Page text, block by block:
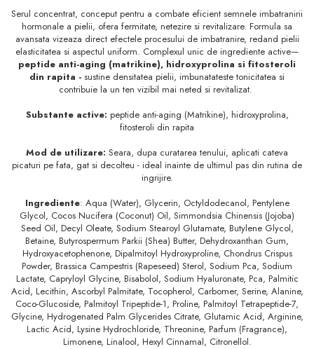
Serul concentrat, conceput pentru a combate eficient semnele imbatranirii
hormonale a pielii, ofera fermitate, netezire si revitalizare. Formula sa
avansata vizeaza direct efectele procesului de imbatranire, redand pielii
elasticitatea si aspectul uniform. Complexul unic de ingrediente active—
peptide anti-aging (matrikine), hidroxyprolina si fitosteroli
din rapita - sustine densitatea pielii, imbunatateste tonicitatea si
contribuie la un ten vizibil mai neted si revitalizat.
Substante active: peptide anti-aging (Matrikine), hidroxyprolina,
fitosteroli din rapita
Mod de utilizare: Seara, dupa curatarea tenului, aplicati cateva
picaturi pe fata, gat si decolteu - ideal inainte de ultimul pas din rutina de
ingrijire.
Ingrediente: Aqua (Water), Glycerin, Octyldodecanol, Pentylene
Glycol, Cocos Nucifera (Coconut) Oil, Simmondsia Chinensis (Jojoba)
Seed Oil, Decyl Oleate, Sodium Stearoyl Glutamate, Butylene Glycol,
Betaine, Butyrospermum Parkii (Shea) Butter, Dehydroxanthan Gum,
Hydroxyacetophenone, Dipalmitoyl Hydroxyproline, Chondrus Crispus
Powder, Brassica Campestris (Rapeseed) Sterol, Sodium Pca, Sodium
Lactate, Capryloyl Glycine, Bisabolol, Sodium Hyaluronate, Pca, Palmitic
Acid, Lecithin, Ascorbyl Palmitate, Tocopherol, Carbomer, Serine, Alanine,
Coco-Glucoside, Palmitoyl Tripeptide-1, Proline, Palmitoyl Tetrapeptide-7,
Glycine, Hydrogenated Palm Glycerides Citrate, Glutamic Acid, Arginine,
Lactic Acid, Lysine Hydrochloride, Threonine, Parfum (Fragrance),
Limonene, Linalool, Hexyl Cinnamal, Citronellol.